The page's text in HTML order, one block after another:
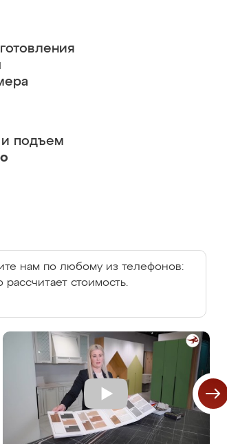
и подъем
нам по любому из телефонов:
стоимость.